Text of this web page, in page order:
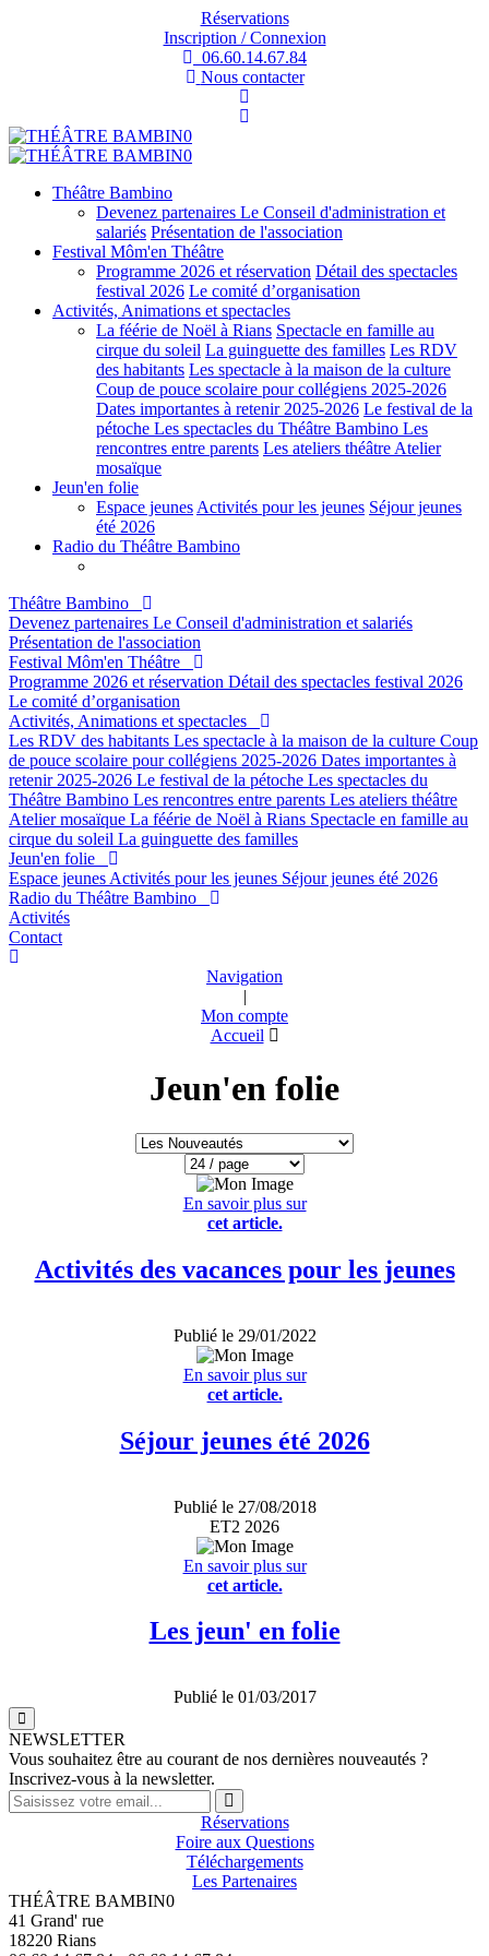
Réservations
Inscription / Connexion
06.60.14.67.84
Nous contacter
Théâtre Bambino
Devenez partenaires Le Conseil d'administration et
salariés Présentation de l'association
Festival Môm'en Théâtre
Programme 2026 et réservation Détail des spectacles
festival 2026 Le comité d’organisation
Activités, Animations et spectacles
La féérie de Noël à Rians Spectacle en famille au
cirque du soleil La guinguette des familles Les RDV
des habitants Les spectacle à la maison de la culture
Coup de pouce scolaire pour collégiens 2025-2026
Dates importantes à retenir 2025-2026 Le festival de la
pétoche Les spectacles du Théâtre Bambino Les
rencontres entre parents Les ateliers théâtre Atelier
mosaïque
Jeun'en folie
Espace jeunes Activités pour les jeunes Séjour jeunes
été 2026
Radio du Théâtre Bambino
Théâtre Bambino
Devenez partenaires Le Conseil d'administration et salariés
Présentation de l'association
Festival Môm'en Théâtre
Programme 2026 et réservation Détail des spectacles festival 2026
Le comité d’organisation
Activités, Animations et spectacles
Les RDV des habitants Les spectacle à la maison de la culture Coup
de pouce scolaire pour collégiens 2025-2026 Dates importantes à
retenir 2025-2026 Le festival de la pétoche Les spectacles du
Théâtre Bambino Les rencontres entre parents Les ateliers théâtre
Atelier mosaïque La féérie de Noël à Rians Spectacle en famille au
cirque du soleil La guinguette des familles
Jeun'en folie
Espace jeunes Activités pour les jeunes Séjour jeunes été 2026
Radio du Théâtre Bambino
Activités
Contact
Navigation
|
Mon compte
Accueil
Jeun'en folie
En savoir plus sur
cet article.
Activités des vacances pour les jeunes
Publié le 29/01/2022
En savoir plus sur
cet article.
Séjour jeunes été 2026
Publié le 27/08/2018
ET2 2026
En savoir plus sur
cet article.
Les jeun' en folie
Publié le 01/03/2017
NEWSLETTER
Vous souhaitez être au courant de nos dernières nouveautés ?
Inscrivez-vous à la newsletter.
Réservations
Foire aux Questions
Téléchargements
Les Partenaires
THÉÂTRE BAMBIN0
41 Grand' rue
18220 Rians